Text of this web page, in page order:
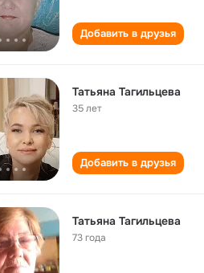
Добавить в друзья
Татьяна Тагильцева
35 лет
Добавить в друзья
Татьяна Тагильцева
73 года